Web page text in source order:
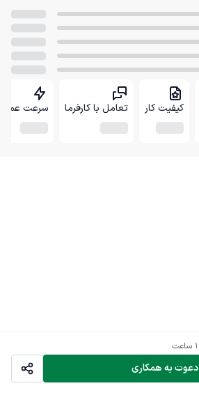
دعوت به همکاری
کیفیت کار تعامل با کارفرما سرعت عمل